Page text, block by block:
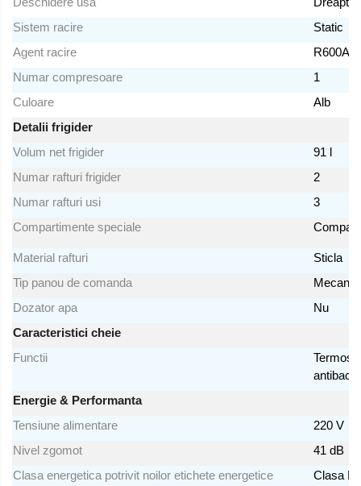
Storcatoare
Storcatoare
Tigai
Deschidere usa
Dreapta
Sistem racire
Static
Agent racire
R600A
Numar compresoare
1
Culoare
Alb
Detalii frigider
Volum net frigider
91 l
Numar rafturi frigider
2
Numar rafturi usi
3
Compartimente speciale
Material rafturi
Sticla
Tip panou de comanda
Mecanic
Dozator apa
Nu
Caracteristici cheie
Functii
Energie & Performanta
Tensiune alimentare
220 V
Nivel zgomot
41 dB
Clasa energetica potrivit noilor etichete energetice
Clasa E